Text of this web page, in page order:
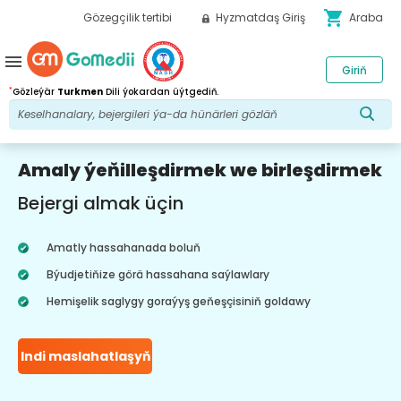
Gözegçilik tertibi Hyzmatdaş Giriş shopping_cart Araba
*Gözleýär Turkmen Dili ýokardan üýtgediň.
Giriň
menu
Amaly ýeňilleşdirmek we birleşdirmek
Bejergi almak üçin
Amatly hassahanada boluň
Býudjetiňize görä hassahana saýlawlary
Hemişelik saglygy goraýyş geňeşçisiniň goldawy
Indi maslahatlaşyň